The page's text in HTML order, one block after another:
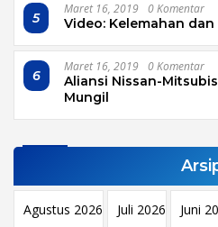
5
Maret 16, 2019 0 Komentar
Video: Kelemahan
6
Maret 16, 2019 0 Komentar
Aliansi Nissan-
Mungil
Agustus 2026 Juli 2026 Juni